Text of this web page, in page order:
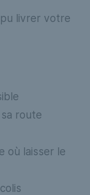
pu livrer votre
route
où laisser le